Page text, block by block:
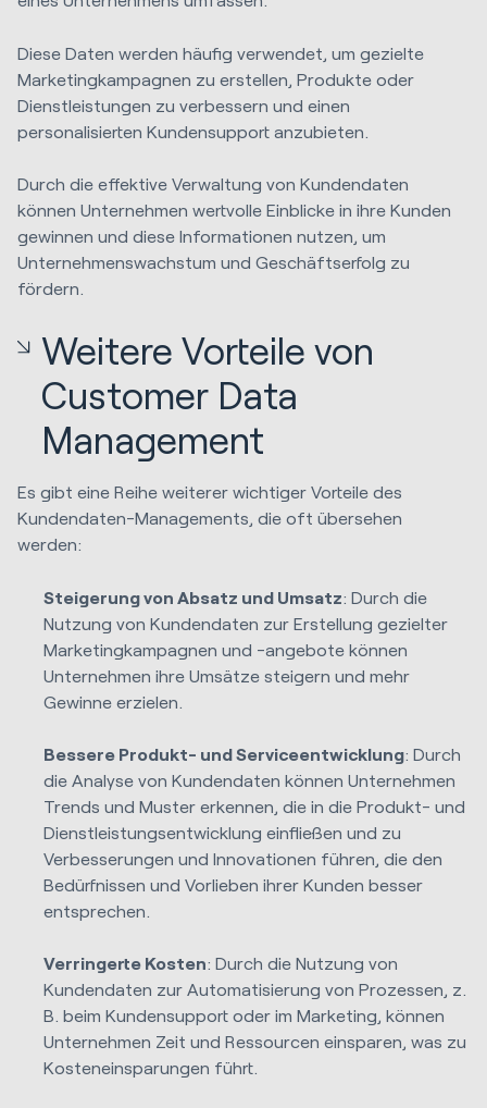
Diese Daten werden häufig verwendet, um gezielte
Marketingkampagnen zu erstellen, Produkte oder
Dienstleistungen zu verbessern und einen
personalisierten Kundensupport anzubieten.
Durch die effektive Verwaltung von Kundendaten
können Unternehmen wertvolle Einblicke in ihre Kunden
gewinnen und diese Informationen nutzen, um
Unternehmenswachstum und Geschäftserfolg zu
fördern.
Weitere Vorteile von
Customer Data
Management
Es gibt eine Reihe weiterer wichtiger Vorteile des
Kundendaten-Managements, die oft übersehen
werden:
Steigerung von Absatz und Umsatz: Durch die
Nutzung von Kundendaten zur Erstellung gezielter
Marketingkampagnen und -angebote können
Unternehmen ihre Umsätze steigern und mehr
Gewinne erzielen.
Bessere Produkt- und Serviceentwicklung: Durch
die Analyse von Kundendaten können Unternehmen
Trends und Muster erkennen, die in die Produkt- und
Dienstleistungsentwicklung einfließen und zu
Verbesserungen und Innovationen führen, die den
Bedürfnissen und Vorlieben ihrer Kunden besser
entsprechen.
Verringerte Kosten: Durch die Nutzung von
Kundendaten zur Automatisierung von Prozessen, z.
B. beim Kundensupport oder im Marketing, können
Unternehmen Zeit und Ressourcen einsparen, was zu
Kosteneinsparungen führt.